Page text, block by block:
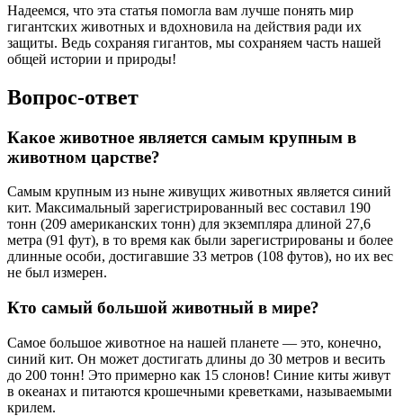
Надеемся, что эта статья помогла вам лучше понять мир
гигантских животных и вдохновила на действия ради их
защиты. Ведь сохраняя гигантов, мы сохраняем часть нашей
общей истории и природы!
Вопрос-ответ
Какое животное является самым крупным в
животном царстве?
Самым крупным из ныне живущих животных является синий
кит. Максимальный зарегистрированный вес составил 190
тонн (209 американских тонн) для экземпляра длиной 27,6
метра (91 фут), в то время как были зарегистрированы и более
длинные особи, достигавшие 33 метров (108 футов), но их вес
не был измерен.
Кто самый большой животный в мире?
Самое большое животное на нашей планете — это, конечно,
синий кит. Он может достигать длины до 30 метров и весить
до 200 тонн! Это примерно как 15 слонов! Синие киты живут
в океанах и питаются крошечными креветками, называемыми
крилем.